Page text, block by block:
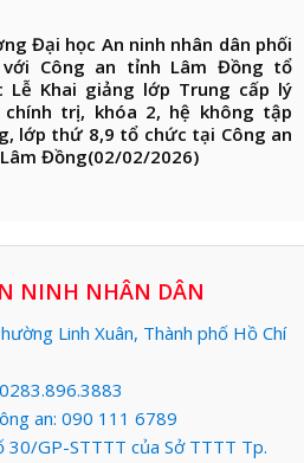
Đại học An ninh nhân dân phối
với Công an tỉnh Lâm Đồng tổ
Lễ Khai giảng lớp Trung cấp lý
chính trị, khóa 2, hệ không tập
lớp thứ 8,9 tổ chức tại Công an
Đồng(02/02/2026)
NINH NHÂN DÂN
Linh Xuân, Thành phố Hồ Chí
an: 090 111 6789
30/GP-STTTT của Sở TTTT Tp.